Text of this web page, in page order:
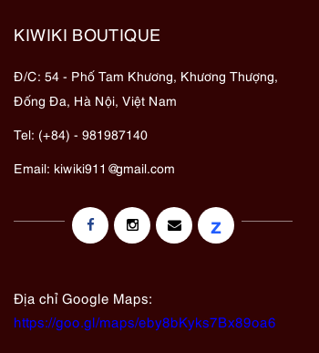
KIWIKI BOUTIQUE
Đ/C: 54 - Phố Tam Khương, Khương Thượng,
Đống Đa, Hà Nội, Việt Nam
Tel: (+84) - 981987140
Email: kiwiki911@gmail.com
z
Địa chỉ Google Maps:
https://goo.gl/maps/eby8bKyks7Bx89oa6